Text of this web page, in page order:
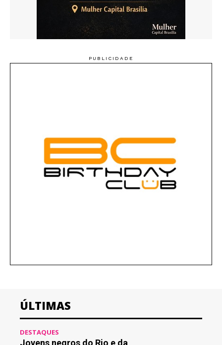
ÚLTIMAS
DESTAQUES
Jovens negros do Rio e da